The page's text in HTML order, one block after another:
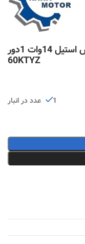
موتور دستگاه جوجه کشی گیربکس استیل 14وات 1دور
60KTYZ
1 عدد در انبار